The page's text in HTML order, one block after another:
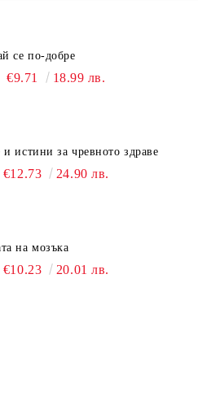
се по-добре
€9.71 18.99 лв.
истини за чревното здраве
€12.73 24.90 лв.
на мозъка
€10.23 20.01 лв.